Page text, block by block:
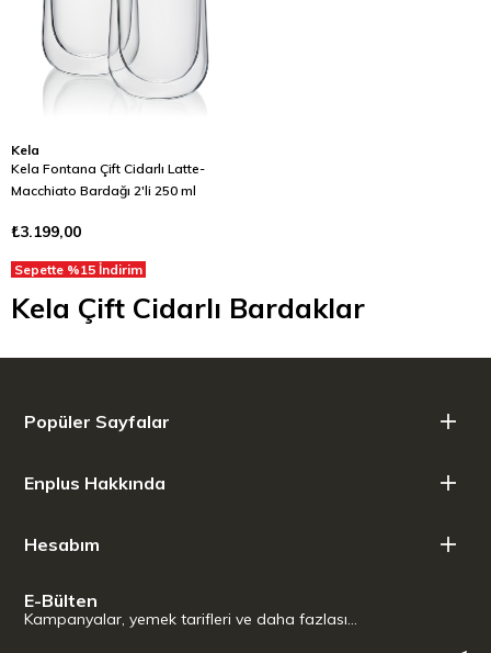
Kela
Kela Fontana Çift Cidarlı Latte-
Macchiato Bardağı 2'li 250 ml
₺3.199,00
Sepette %15 İndirim
Kela Çift Cidarlı Bardaklar
Popüler Sayfalar
Enplus Hakkında
Hesabım
E-Bülten
Kampanyalar, yemek tarifleri ve daha fazlası…